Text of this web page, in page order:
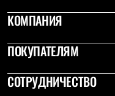
Футболки
Брюки
Софтшелл одежда
Флисовая одежда
Куртки
КОМПАНИЯ
ПОКУПАТЕЛЯМ
СОТРУДНИЧЕСТВО